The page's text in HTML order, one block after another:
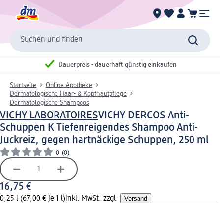
Suchen und finden
Dauerpreis - dauerhaft günstig einkaufen
Startseite
Online-Apotheke
Dermatologische Haar- & Kopfhautpflege
Dermatologische Shampoos
VICHY LABORATOIRESVICHY DERCOS Anti-
Schuppen K Tiefenreigendes Shampoo Anti-
Juckreiz, gegen hartnäckige Schuppen, 250 ml
0 (0)
16,75 €
0,25 l (67,00 € je 1 l)inkl. MwSt. zzgl. Versand